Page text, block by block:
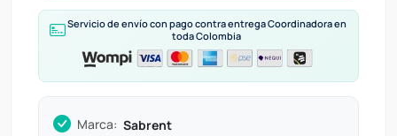
Servicio de envío con pago contra entrega Coordinadora en
toda Colombia
Marca: Sabrent